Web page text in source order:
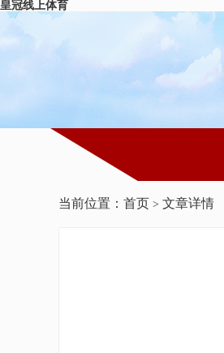
皇冠线上体育
当前位置： 首页 > 文章详情